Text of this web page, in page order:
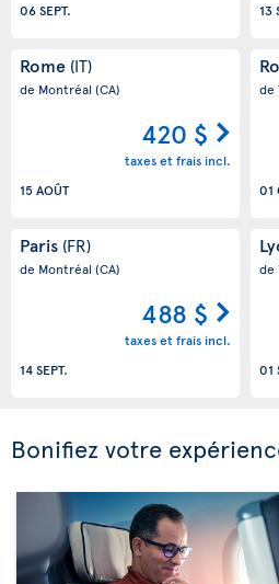
06 SEPT.
13
Rome (IT)
de Montréal(CA)
420 $
taxes et frais incl.
15 AOÛT
de
01
Paris (FR)
de Montréal(CA)
488 $
taxes et frais incl.
14 SEPT.
de
01
Bonifiez votre